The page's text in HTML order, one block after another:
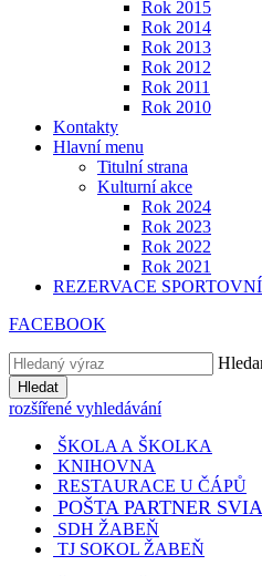
Rok 2015
Rok 2014
Rok 2013
Rok 2012
Rok 2011
Rok 2010
Kontakty
Hlavní menu
Titulní strana
Kulturní akce
Rok 2024
Rok 2023
Rok 2022
Rok 2021
REZERVACE
FACEBOOK
Hledat
rozšířené vyhledávání
ŠKOLA A ŠKOLKA
KNIHOVNA
RESTAURACE U ČÁPŮ
POŠTA PARTNER
SDH ŽABEŇ
TJ SOKOL ŽABEŇ